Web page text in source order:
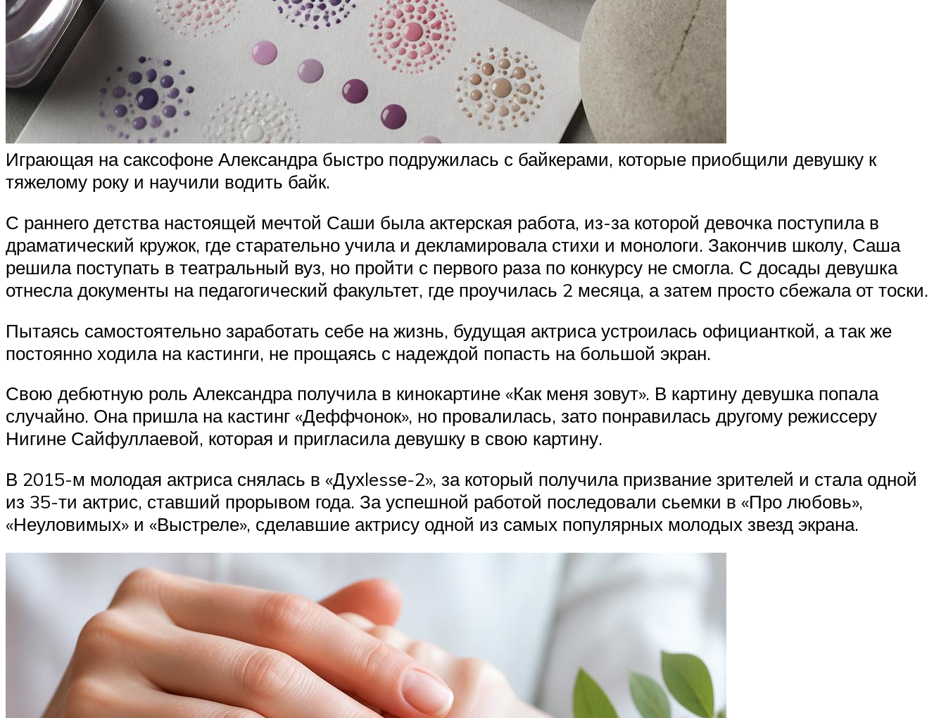
Играющая на саксофоне Александра быстро подружилась с байкерами, которые приобщили девушку к
тяжелому року и научили водить байк.
С раннего детства настоящей мечтой Саши была актерская работа, из-за которой девочка поступила в
драматический кружок, где старательно учила и декламировала стихи и монологи. Закончив школу, Саша
решила поступать в театральный вуз, но пройти с первого раза по конкурсу не смогла. С досады девушка
отнесла документы на педагогический факультет, где проучилась 2 месяца, а затем просто сбежала от тоски.
Пытаясь самостоятельно заработать себе на жизнь, будущая актриса устроилась официанткой, а так же
постоянно ходила на кастинги, не прощаясь с надеждой попасть на большой экран.
Свою дебютную роль Александра получила в кинокартине «Как меня зовут». В картину девушка попала
случайно. Она пришла на кастинг «Деффчонок», но провалилась, зато понравилась другому режиссеру
Нигине Сайфуллаевой, которая и пригласила девушку в свою картину.
В 2015-м молодая актриса снялась в «Духlessе-2», за который получила призвание зрителей и стала одной
из 35-ти актрис, ставший прорывом года. За успешной работой последовали сьемки в «Про любовь»,
«Неуловимых» и «Выстреле», сделавшие актрису одной из самых популярных молодых звезд экрана.